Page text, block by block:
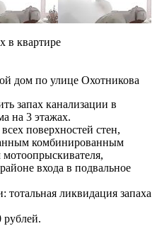
в квартире
дом по улице Охотникова
запах канализации в
на 3 этажах.
поверхностей стен,
комбинированным
мотоопрыскивателя,
входа в подвальное
ликвидация запаха
рублей.